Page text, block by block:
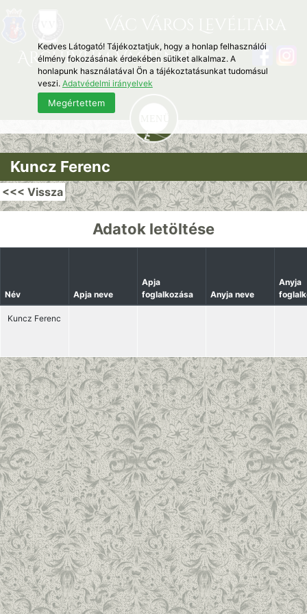
Archivum Vaciense
Kuncz Ferenc
<<< Vissza
Adatok letöltése
Név Apja neve
Apja
foglalkozása
Anyja neve
Anyja
Kuncz Ferenc
Kedves Látogató! Tájékoztatjuk, hogy a honlap felhasználói
élmény fokozásának érdekében sütiket alkalmaz. A
honlapunk használatával Ön a tájékoztatásunkat tudomásul
veszi. Adatvédelmi irányelvek
Megértettem